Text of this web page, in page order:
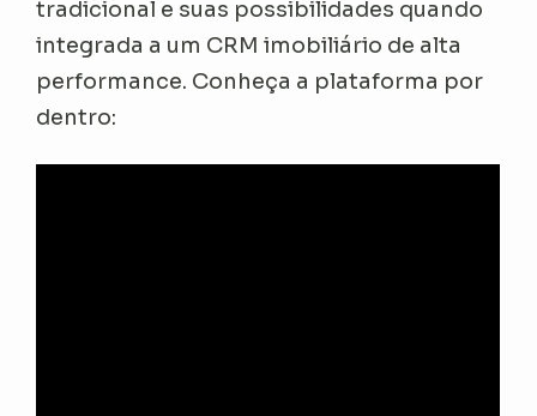
tradicional e suas possibilidades quando
integrada a um CRM imobiliário de alta
performance. Conheça a plataforma por
dentro: